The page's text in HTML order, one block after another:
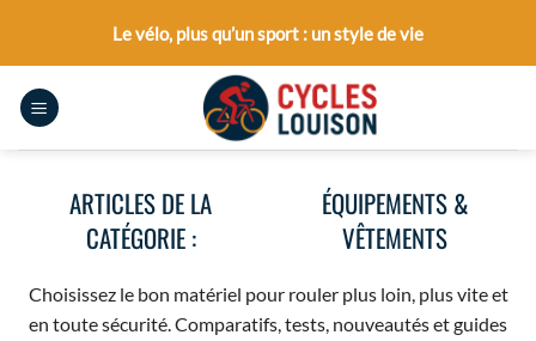
contenu
Le vélo, plus qu’un sport : un style de vie
ÉQUIPEMENTS &
VÊTEMENTS
Choisissez le bon matériel pour rouler plus loin, plus vite et
en toute sécurité. Comparatifs, tests, nouveautés et guides